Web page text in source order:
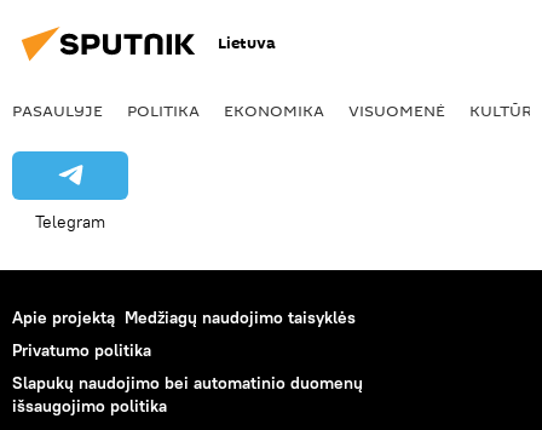
Lietuva
PASAULYJE POLITIKA EKONOMIKA VISUOMENĖ KULTŪRA
Telegram
Apie projektą Medžiagų naudojimo taisyklės
Privatumo politika
Slapukų naudojimo bei automatinio duomenų
išsaugojimo politika